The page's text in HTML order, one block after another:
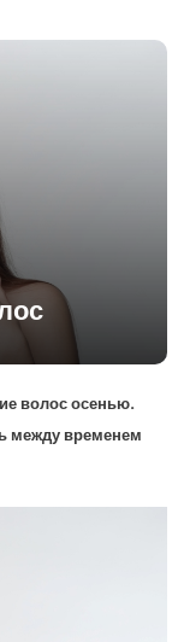
волос осенью.
между временем